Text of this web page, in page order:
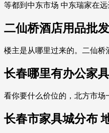
等都到中东市场 中东瑞家在远
二仙桥酒店用品批
楼主是从哪里过来的。二仙
长春哪里有办公家
看你要什么价位的，北方市场
长春市家具城分布